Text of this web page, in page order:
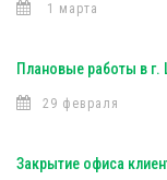
1 марта
Плановые работы в
29 февраля
Закрытие офиса